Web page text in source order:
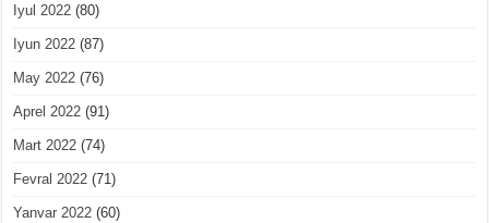
Iyul 2022 (80)
Iyun 2022 (87)
May 2022 (76)
Aprel 2022 (91)
Mart 2022 (74)
Fevral 2022 (71)
Yanvar 2022 (60)